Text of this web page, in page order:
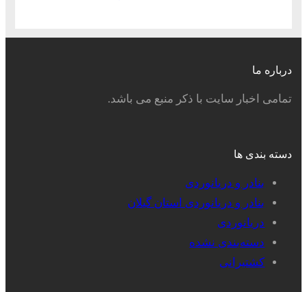
درباره ما
تمامی اخبار سایت با ذکر منبع می باشد.
دسته بندی ها
بنادر و دریانوردی
بنادر و دریانوردی استان گیلان
دریانوردی
دسته‌بندی نشده
کشتیرانی